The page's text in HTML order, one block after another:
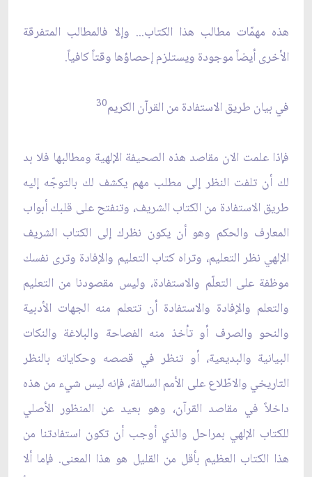
هذه مهمّات مطالب هذا الكتاب... وإلا فالمطالب المتفرقة
الأخرى أيضاً موجودة ويستلزم إحصاؤها وقتاً كافياً.
في بيان طريق الاستفادة من القرآن الكريم30
فإذا علمت الان مقاصد هذه الصحيفة الإلهية ومطالبها فلا بد
لك أن تلفت النظر إلى مطلب مهم يكشف لك بالتوجّه إليه
طريق الاستفادة من الكتاب الشريف، وتنفتح على قلبك أبواب
المعارف والحكم وهو أن يكون نظرك إلى الكتاب الشريف
الإلهي نظر التعليم، وتراه كتاب التعليم والإفادة وترى نفسك
موظفة على التعلّم والاستفادة، وليس مقصودنا من التعليم
والتعلم والإفادة والاستفادة أن تتعلم منه الجهات الأدبية
والنحو والصرف أو تأخذ منه الفصاحة والبلاغة والنكات
البيانية والبديعية، أو تنظر في قصصه وحكاياته بالنظر
التاريخي والاطّلاع على الأمم السالفة، فإنه ليس شي‏ء من هذه
داخلاً في مقاصد القرآن، وهو بعيد عن المنظور الأصلي
للكتاب الإلهي بمراحل والذي أوجب أن تكون استفادتنا من
هذا الكتاب العظيم بأقل من القليل هو هذا المعنى. فإما ألا